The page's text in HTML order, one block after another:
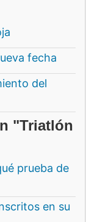
fecha
del
"Triatlón
prueba de
en su